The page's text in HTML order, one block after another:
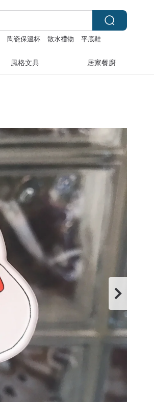
陶瓷保溫杯 散水禮物 平底鞋
風格文具 居家餐廚